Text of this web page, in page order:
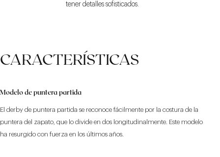
tener detalles sofisticados.
CARACTERÍSTICAS
Modelo de puntera partida
El derby de puntera partida se reconoce fácilmente por la costura de la
puntera del zapato, que lo divide en dos longitudinalmente. Este modelo
ha resurgido con fuerza en los últimos años.